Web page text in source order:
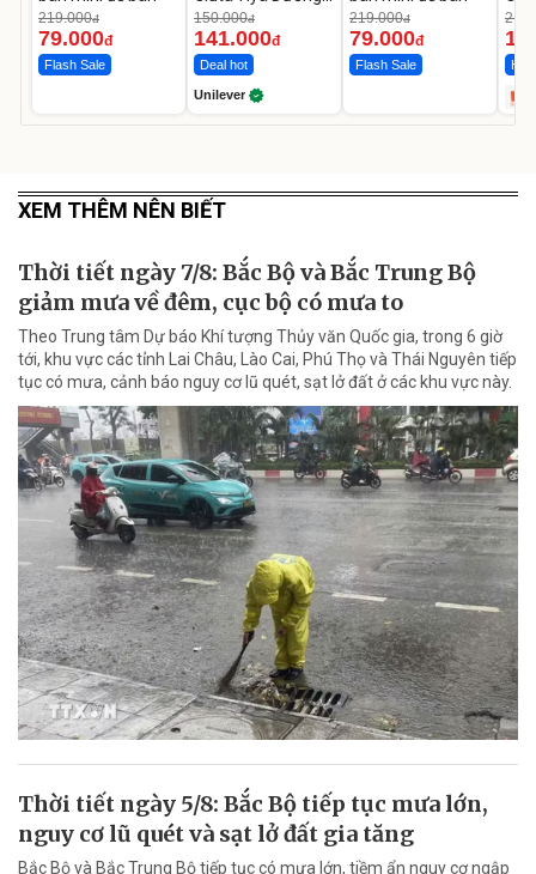
219.000đ
79.000đ
Flash Sale
Da Sáng Mịn Sau 7
Ngày
150.000đ
141.000đ
Deal hot
Unilever
219.000đ
79.000đ
Flash Sale Hot
XEM THÊM NÊN BIẾT
Thời tiết ngày 7/8: Bắc Bộ và Bắc Trung Bộ
giảm mưa về đêm, cục bộ có mưa to
Theo Trung tâm Dự báo Khí tượng Thủy văn Quốc gia, trong 6 giờ
tới, khu vực các tỉnh Lai Châu, Lào Cai, Phú Thọ và Thái Nguyên tiếp
tục có mưa, cảnh báo nguy cơ lũ quét, sạt lở đất ở các khu vực này.
Thời tiết ngày 5/8: Bắc Bộ tiếp tục mưa lớn,
nguy cơ lũ quét và sạt lở đất gia tăng
Bắc Bộ và Bắc Trung Bộ tiếp tục có mưa lớn, tiềm ẩn nguy cơ ngập